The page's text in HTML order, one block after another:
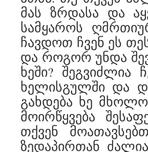
მას ზრდასა და
სამყაროს
ჩავდოთ ჩვენ ეს
და როგორ უნდა
ხეში?
ხელისგულში და
გახდება ხე
მოირწყვება
თქვენ
ზედაპირთან